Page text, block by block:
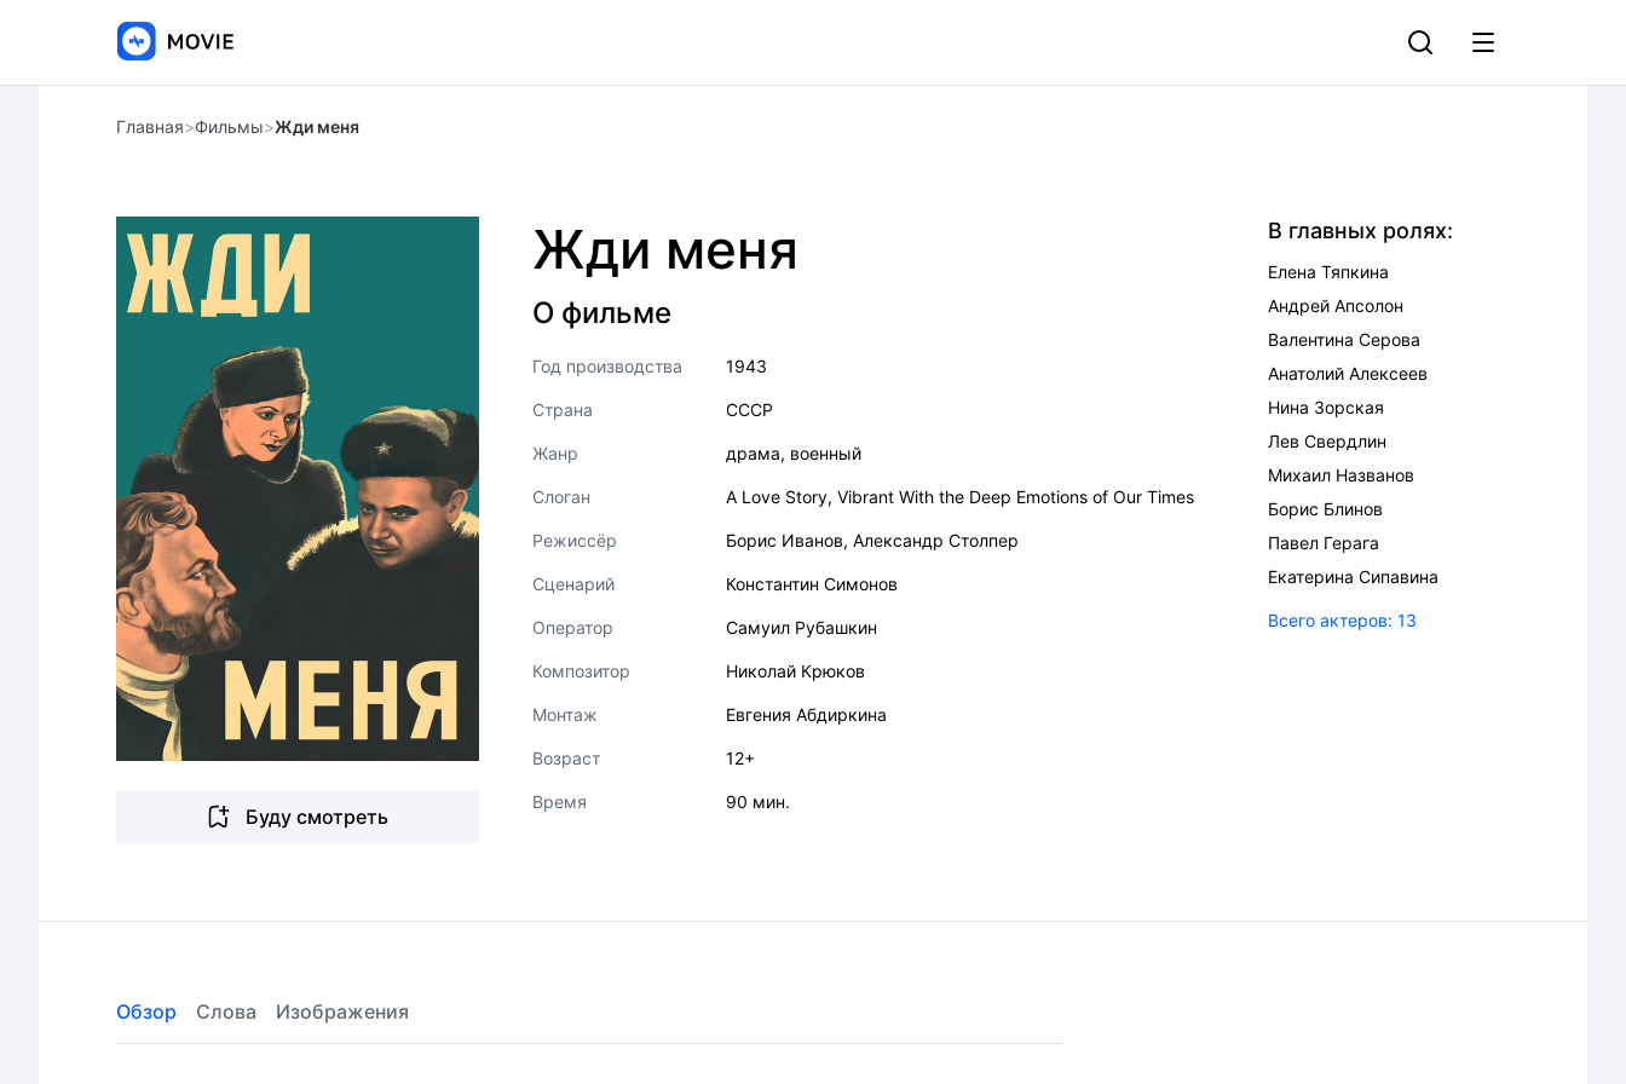
Главная>Фильмы>Жди меня
Буду смотреть
Жди меня
О фильме
Год производства 1943
Страна СССР
Жанр драма, военный
Слоган A Love Story, Vibrant With the Deep Emotions of Our Times
Режиссёр Борис Иванов, Александр Столпер
Сценарий Константин Симонов
Оператор Самуил Рубашкин
Композитор Николай Крюков
Монтаж Евгения Абдиркина
Возраст 12+
Время 90 мин.
В главных ролях:
Елена Тяпкина
Андрей Апсолон
Валентина Серова
Анатолий Алексеев
Нина Зорская
Лев Свердлин
Михаил Названов
Борис Блинов
Павел Герага
Екатерина Сипавина
Всего актеров: 13
Обзор Слова Изображения